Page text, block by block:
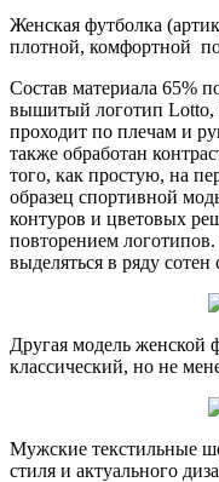
Женская футболка
плотной, комфортной
Состав материала 65%
вышитый логотип Lotto,
проходит по плечам и
также обработан
того, как простую, на
образец спортивной
контуров и цветовых
повторением
выделяться в ряду сотен
Другая модель женской
классический, но не
Мужские текстильные
стиля и актуального